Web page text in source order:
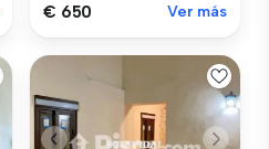
€ 650 Ver más